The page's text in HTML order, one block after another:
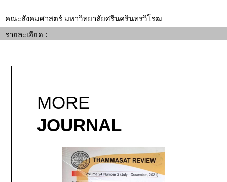
คณะสังคมศาสตร์ มหาวิทยาลัยศรีนครินทรวิโรฒ
รายละเอียด :
MORE
JOURNAL